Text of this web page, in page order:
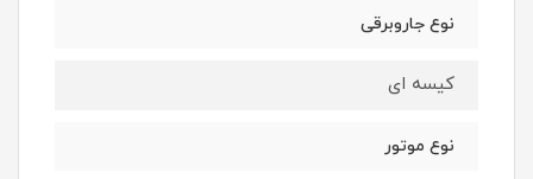
نوع جاروبرقی
کیسه ای
نوع موتور